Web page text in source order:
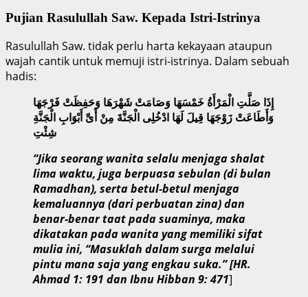
Pujian Rasulullah Saw. Kepada Istri-Istrinya
Rasulullah Saw. tidak perlu harta kekayaan ataupun
wajah cantik untuk memuji istri-istrinya. Dalam sebuah
hadis:
إِذَا صَلَّتِ الْمَرْأَةُ خَمْسَهَا وَصَامَتْ شَهْرَهَا وَحَفِظَتْ فَرْجَهَا
وَأَطَاعَتْ زَوْجَهَا قِيلَ لَهَا ادْخُلِى الْجَنَّةَ مِنْ أَىِّ أَبْوَابِ الْجَنَّةِ
شِئْتِ
“Jika seorang wanita selalu menjaga shalat
lima waktu, juga berpuasa sebulan (di bulan
Ramadhan), serta betul-betul menjaga
kemaluannya (dari perbuatan zina) dan
benar-benar taat pada suaminya, maka
dikatakan pada wanita yang memiliki sifat
mulia ini, “Masuklah dalam surga melalui
pintu mana saja yang engkau suka.” [HR.
Ahmad 1: 191 dan Ibnu Hibban 9: 471]